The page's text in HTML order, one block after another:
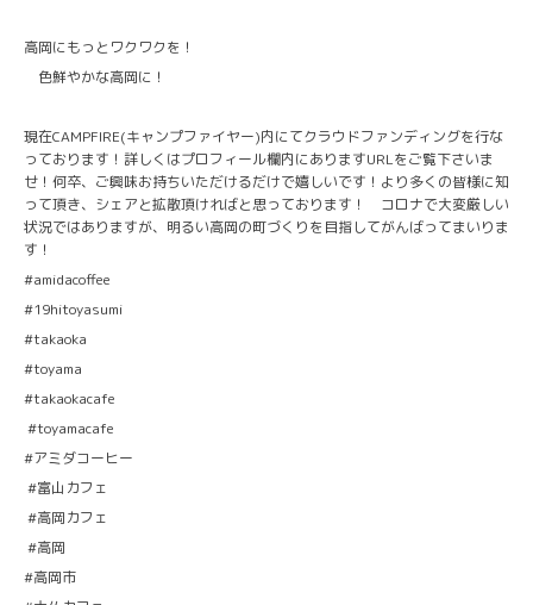
高岡にもっとワクワクを！
色鮮やかな高岡に！
現在CAMPFIRE(キャンプファイヤー)内にてクラウドファンディングを行な
っております！詳しくはプロフィール欄内にありますURLをご覧下さいま
せ！何卒、ご興味お持ちいただけるだけで嬉しいです！より多くの皆様に知
って頂き、シェアと拡散頂ければと思っております！ コロナで大変厳しい
状況ではありますが、明るい高岡の町づくりを目指してがんばってまいりま
す！
#amidacoffee
#19hitoyasumi
#takaoka
#toyama
#takaokacafe
#toyamacafe
#アミダコーヒー
#富山カフェ
#高岡カフェ
#高岡
#高岡市